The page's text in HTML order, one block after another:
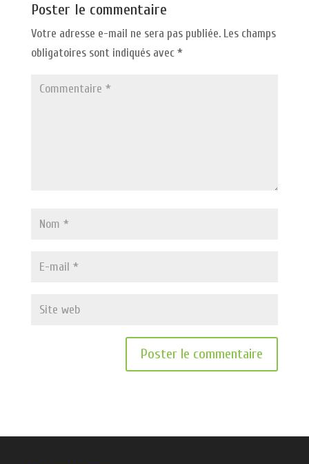
Poster le commentaire
Votre adresse e-mail ne sera pas publiée. Les champs
obligatoires sont indiqués avec *